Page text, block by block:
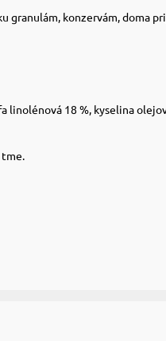
granulám, konzervám, doma
linolénová 18 %, kyselina
tme.